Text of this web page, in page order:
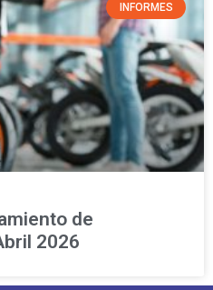
INFORMES
de
2026